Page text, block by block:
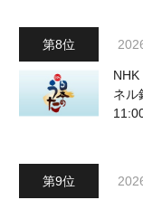
NHK
ネル